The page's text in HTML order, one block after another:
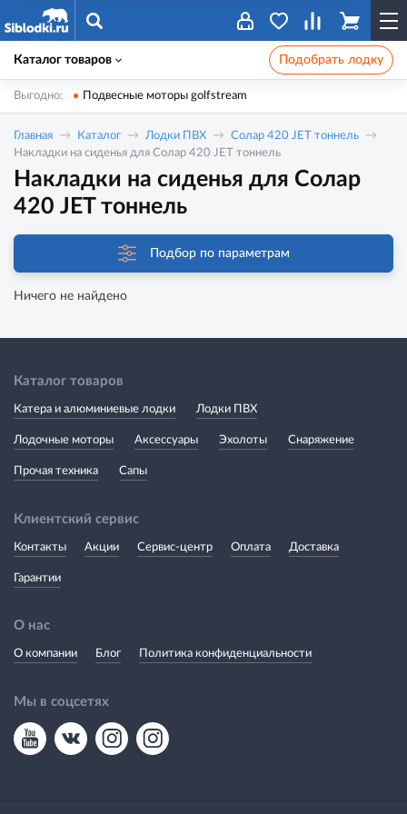
Каталог товаров Подобрать лодку
Выгодно: Подвесные моторы golfstream
Главная Каталог Лодки ПВХ
Солар 420 JET тоннель
Накладки на сиденья для Солар 420 JET тоннель
Накладки на сиденья для Солар
420 JET тоннель
Подбор по параметрам
Ничего не найдено
Каталог товаров
Катера и алюминиевые лодки Лодки ПВХ
Лодочные моторы Аксессуары Эхолоты Снаряжение
Прочая техника Сапы
Клиентский сервис
Контакты Акции Сервис-центр Оплата Доставка
Гарантии
О нас
О компании Блог Политика конфиденциальности
Мы в соцсетях